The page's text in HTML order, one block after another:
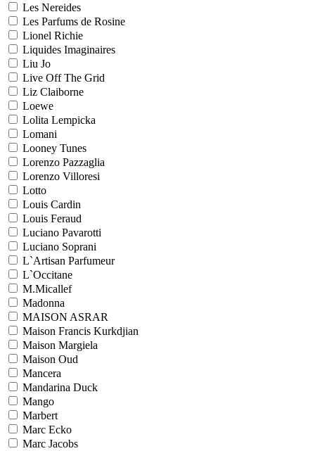
Les Nereides
Les Parfums de Rosine
Lionel Richie
Liquides Imaginaires
Liu Jo
Live Off The Grid
Liz Claiborne
Loewe
Lolita Lempicka
Lomani
Looney Tunes
Lorenzo Pazzaglia
Lorenzo Villoresi
Lotto
Louis Cardin
Louis Feraud
Luciano Pavarotti
Luciano Soprani
L`Artisan Parfumeur
L`Occitane
M.Micallef
Madonna
MAISON ASRAR
Maison Francis Kurkdjian
Maison Margiela
Maison Oud
Mancera
Mandarina Duck
Mango
Marbert
Marc Ecko
Marc Jacobs